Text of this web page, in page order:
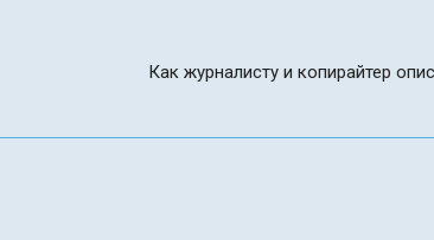
Как журналисту и копирайтер